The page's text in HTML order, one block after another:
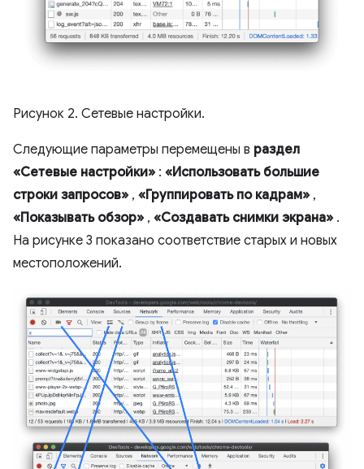
Рисунок 2. Сетевые настройки.
Следующие параметры перемещены в раздел
«Сетевые настройки» : «Использовать большие
строки запросов» , «Группировать по кадрам» ,
«Показывать обзор» , «Создавать снимки экрана» .
На рисунке 3 показано соответствие старых и новых
местоположений.